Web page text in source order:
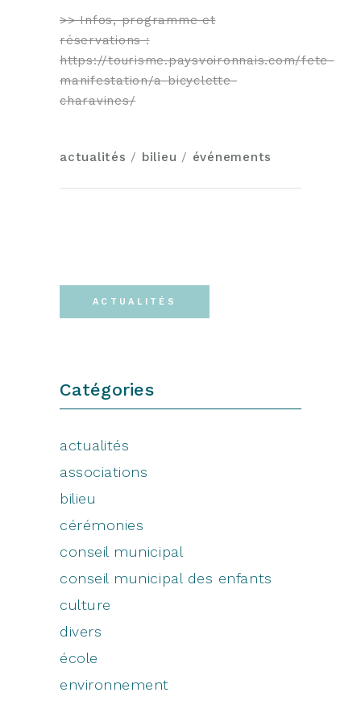
>> Infos, programme et
réservations :
https://tourisme.paysvoironnais.com/fete-
manifestation/a-bicyclette-
charavines/
actualités / bilieu / événements
ACTUALITÉS
Catégories
actualités
associations
bilieu
cérémonies
conseil municipal
conseil municipal des enfants
culture
divers
école
environnement